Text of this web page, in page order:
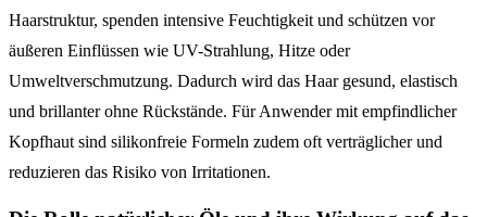
Haarstruktur, spenden intensive Feuchtigkeit und schützen vor
äußeren Einflüssen wie UV-Strahlung, Hitze oder
Umweltverschmutzung. Dadurch wird das Haar gesund, elastisch
und brillanter ohne Rückstände. Für Anwender mit empfindlicher
Kopfhaut sind silikonfreie Formeln zudem oft verträglicher und
reduzieren das Risiko von Irritationen.